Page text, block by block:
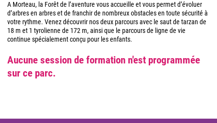
A Morteau, la Forêt de l’aventure vous accueille et vous permet d’évoluer
d’arbres en arbres et de franchir de nombreux obstacles en toute sécurité à
votre rythme. Venez découvrir nos deux parcours avec le saut de tarzan de
18 m et 1 tyrolienne de 172 m, ainsi que le parcours de ligne de vie
continue spécialement conçu pour les enfants.
Aucune session de formation n'est programmée
sur ce parc.